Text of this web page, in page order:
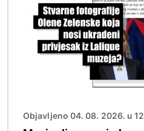
Objavljeno 04. 08. 2026. u